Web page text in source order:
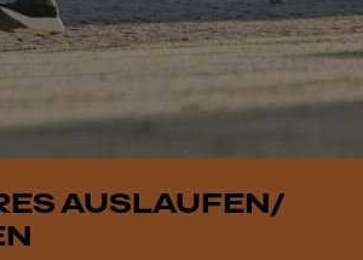
AUSLAUFEN/